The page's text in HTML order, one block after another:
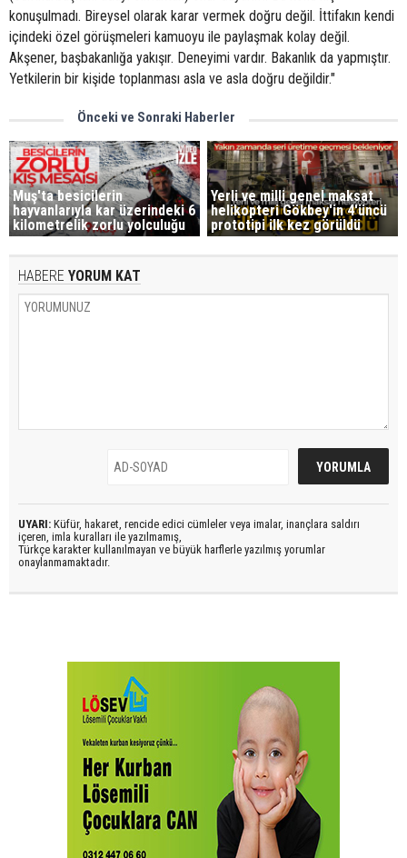
konuşulmadı. Bireysel olarak karar vermek doğru değil. İttifakın kendi
içindeki özel görüşmeleri kamuoyu ile paylaşmak kolay değil.
Akşener, başbakanlığa yakışır. Deneyimi vardır. Bakanlık da yapmıştır.
Yetkilerin bir kişide toplanması asla ve asla doğru değildir."
Önceki ve Sonraki Haberler
Muş'ta besicilerin
hayvanlarıyla kar üzerindeki 6
kilometrelik zorlu yolculuğu
Yerli ve milli genel maksat
helikopteri Gökbey'in 4'üncü
prototipi ilk kez görüldü
HABERE YORUM KAT
UYARI: Küfür, hakaret, rencide edici cümleler veya imalar, inançlara saldırı
içeren, imla kuralları ile yazılmamış,
Türkçe karakter kullanılmayan ve büyük harflerle yazılmış yorumlar
onaylanmamaktadır.